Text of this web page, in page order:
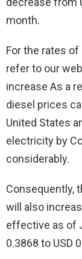
month.
For the rates
refer to our
increase As a
diesel prices
United States
electricity by
considerably.
Consequently,
will also
effective as of
0.3868 to USD